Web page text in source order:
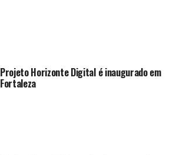
Projeto Horizonte Digital é inaugurado em
Fortaleza